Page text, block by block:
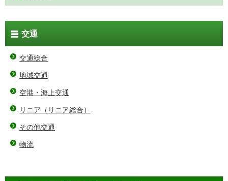
交通
交通総合
地域交通
空港・海上交通
リニア（リニア総合）
その他交通
物流